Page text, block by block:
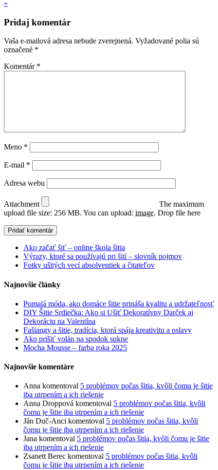
»
Pridaj komentár
Vaša e-mailová adresa nebude zverejnená. Vyžadované polia sú
označené *
Komentár *
Meno *
E-mail *
Adresa webu
Attachment
The maximum
upload file size: 256 MB. You can upload: image. Drop file here
Ako začať šiť – online škola šitia
Výrazy, ktoré sa používajú pri šití – slovník pojmov
Fotky ušitých vecí absolventiek a čitateľov
Najnovšie články
Pomalá móda, ako domáce šitie prináša kvalitu a udržateľnosť
DIY Šitie Srdiečka: Ako si Ušiť Dekoratívny Darček aj
Dekoráciu na Valentína
Fašiangy a šitie, tradícia, ktorá spája kreativitu a oslavy
Ako prišiť volán na spodok sukne
Mocha Mousse – farba roka 2025
Najnovšie komentáre
Anna komentoval 5 problémov počas šitia, kvôli čomu je šitie
iba utrpením a ich riešenie
Anna Droppová komentoval 5 problémov počas šitia, kvôli
čomu je šitie iba utrpením a ich riešenie
Ján Duč-Anci komentoval 5 problémov počas šitia, kvôli
čomu je šitie iba utrpením a ich riešenie
Jana komentoval 5 problémov počas šitia, kvôli čomu je šitie
iba utrpením a ich riešenie
Zsanett Berec komentoval 5 problémov počas šitia, kvôli
čomu je šitie iba utrpením a ich riešenie